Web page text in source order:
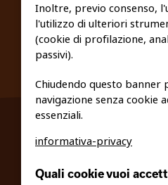
PRIVACY E
info@fiso.it|
Inoltre, previo consenso,
l'utilizzo di ulteriori
(cookie di profilazione,
passivi).
Chiudendo questo banner
navigazione senza cookie
essenziali.
informativa-privacy
Quali cookie vuoi